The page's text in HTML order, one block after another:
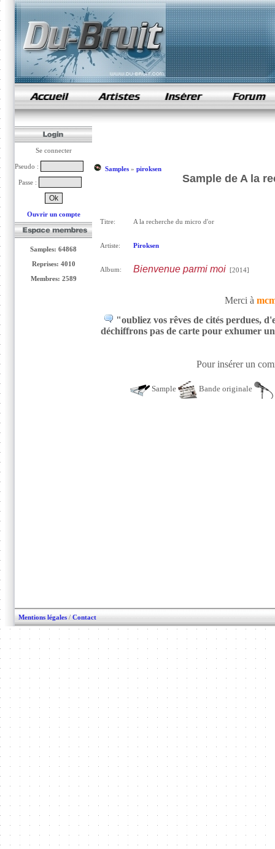
samples de rap
Se connecter
Pseudo :
Passe :
Ouvrir un compte
Samples: 64868
Reprises: 4010
Membres: 2589
Samples» piroksen
Sample de A la
Titre: A la recherche du micro d'or
Artiste: Piroksen
Album: Bienvenue parmi moi[2014]
Merci à
"oubliez vos rêves de cités perdues,
déchiffrons pas de carte pour exhumer
Pour insérer un
Sample Bande originale
Mentions légales / Contact